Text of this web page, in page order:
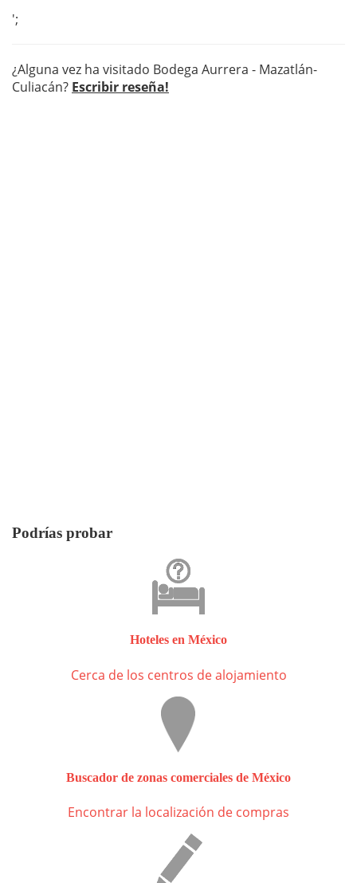
';
¿Alguna vez ha visitado Bodega Aurrera - Mazatlán-
Culiacán? Escribir reseña!
Podrías probar
Hoteles en México
Cerca de los centros de alojamiento
Buscador de zonas comerciales de México
Encontrar la localización de compras